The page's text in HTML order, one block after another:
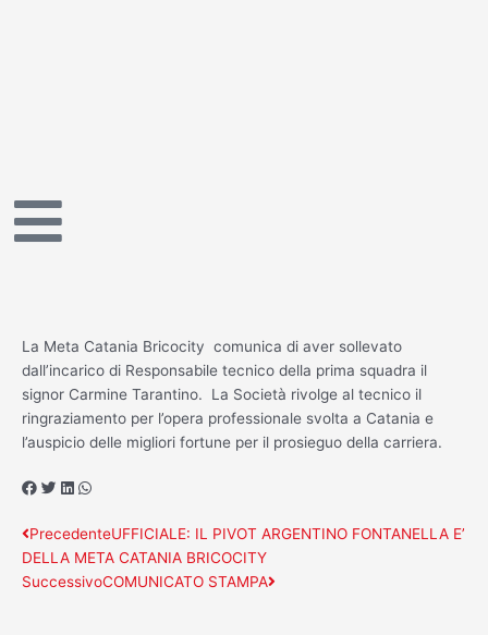
La Meta Catania Bricocity comunica di aver sollevato
dall’incarico di Responsabile tecnico della prima squadra il
signor Carmine Tarantino. La Società rivolge al tecnico il
ringraziamento per l’opera professionale svolta a Catania e
l’auspicio delle migliori fortune per il prosieguo della carriera.
Precedente
PrecedenteUFFICIALE: IL PIVOT ARGENTINO FONTANELLA E’
DELLA META CATANIA BRICOCITY
SuccessivoCOMUNICATO STAMPA
Successivo